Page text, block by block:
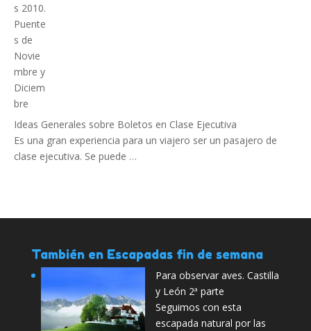
Ideas Generales sobre Boletos en Clase Ejecutiva
Es una gran experiencia para un viajero ser un pasajero de
clase ejecutiva. Se puede …
También en Escapadas fin de semana
Para observar aves. Castilla
y León 2ª parte
Seguimos con esta
escapada natural por las